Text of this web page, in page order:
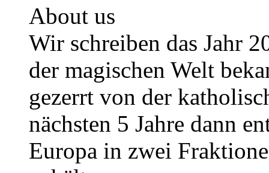
About us
Wir schreiben das Jahr
der magischen Welt
gezerrt von der
nächsten 5 Jahre dann
Europa in zwei